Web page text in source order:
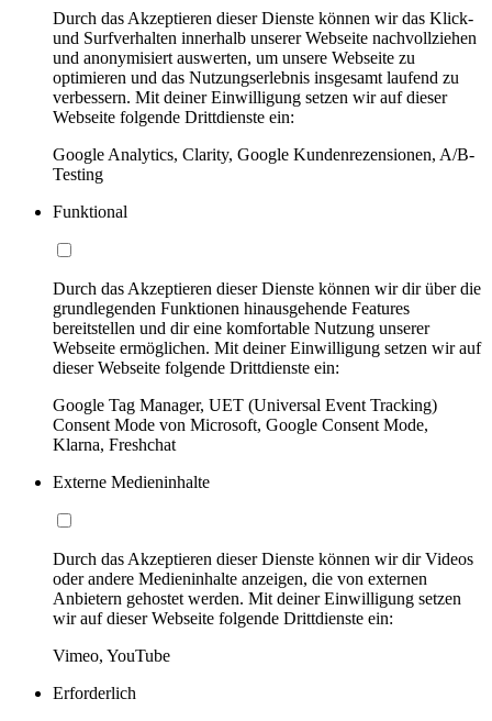
Durch das Akzeptieren dieser Dienste können wir das Klick-
und Surfverhalten innerhalb unserer Webseite nachvollziehen
und anonymisiert auswerten, um unsere Webseite zu
optimieren und das Nutzungserlebnis insgesamt laufend zu
verbessern. Mit deiner Einwilligung setzen wir auf dieser
Webseite folgende Drittdienste ein:
Google Analytics, Clarity, Google Kundenrezensionen, A/B-
Testing
Funktional
Durch das Akzeptieren dieser Dienste können wir dir über die
grundlegenden Funktionen hinausgehende Features
bereitstellen und dir eine komfortable Nutzung unserer
Webseite ermöglichen. Mit deiner Einwilligung setzen wir auf
dieser Webseite folgende Drittdienste ein:
Google Tag Manager, UET (Universal Event Tracking)
Consent Mode von Microsoft, Google Consent Mode,
Klarna, Freshchat
Externe Medieninhalte
Durch das Akzeptieren dieser Dienste können wir dir Videos
oder andere Medieninhalte anzeigen, die von externen
Anbietern gehostet werden. Mit deiner Einwilligung setzen
wir auf dieser Webseite folgende Drittdienste ein:
Vimeo, YouTube
Erforderlich